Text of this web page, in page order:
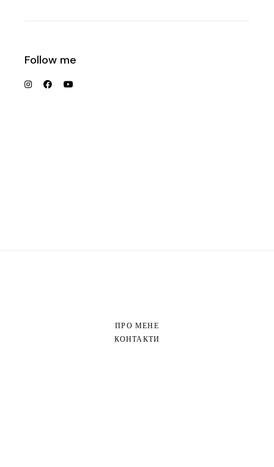
Follow me
ПРО МЕНЕ
КОНТАКТИ